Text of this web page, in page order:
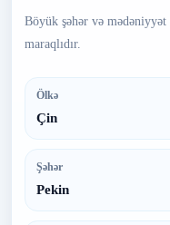
Böyük şəhər və
maraqlıdır.
Ölkə
Çin
Şəhər
Pekin